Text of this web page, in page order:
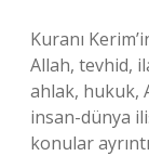
Kuranı
Allah, tevhid,
ahlak, hukuk,
insan-dünya
konular